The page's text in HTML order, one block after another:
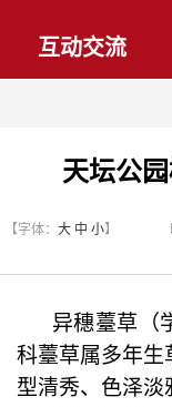
互动交流
天坛公
【字体： 大 中 小】
异穗薹草（
科薹草属多年生
型清秀、色泽